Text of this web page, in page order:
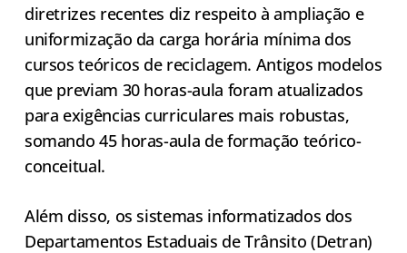
diretrizes recentes diz respeito à ampliação e
uniformização da carga horária mínima dos
cursos teóricos de reciclagem. Antigos modelos
que previam 30 horas-aula foram atualizados
para exigências curriculares mais robustas,
somando 45 horas-aula de formação teórico-
conceitual.
Além disso, os sistemas informatizados dos
Departamentos Estaduais de Trânsito (Detran)